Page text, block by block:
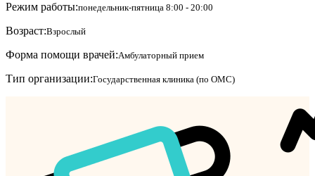
Режим работы:понедельник-пятница 8:00 - 20:00
Возраст:Взрослый
Форма помощи врачей:Амбулаторный прием
Тип организации:Государственная клиника (по ОМС)